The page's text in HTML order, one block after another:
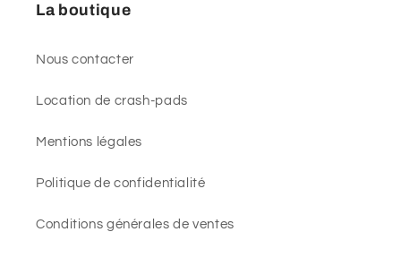
La boutique
Nous contacter
Location de crash-pads
Mentions légales
Politique de confidentialité
Conditions générales de ventes